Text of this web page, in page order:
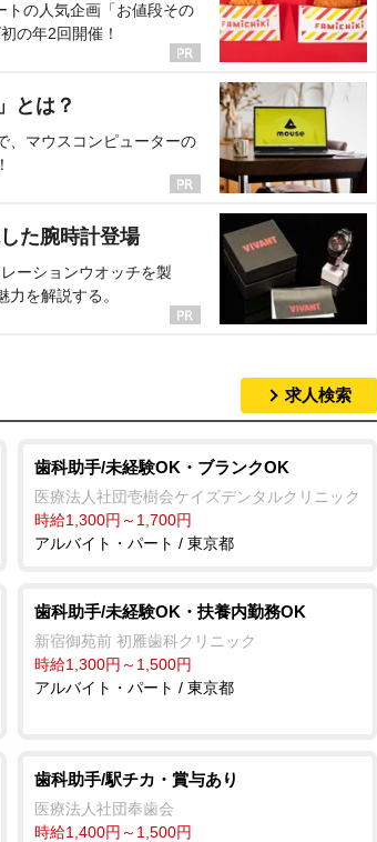
トの人気企画「お値段その
の年2回開催！
とは？
、マウスコンピューターの
た腕時計登場
ーションウオッチを製
を解説する。
求人検索
歯科助手/未経験OK・ブランクOK
医療法人社団壱樹会ケイズデンタルクリニック
時給1,300円～1,700円
アルバイト・パート / 東京都
歯科助手/未経験OK・扶養内勤務OK
新宿御苑前 初雁歯科クリニック
時給1,300円～1,500円
アルバイト・パート / 東京都
歯科助手/駅チカ・賞与あり
医療法人社団奉歯会
時給1,400円～1,500円